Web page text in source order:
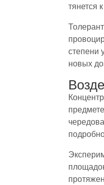
тянется
степени
новых